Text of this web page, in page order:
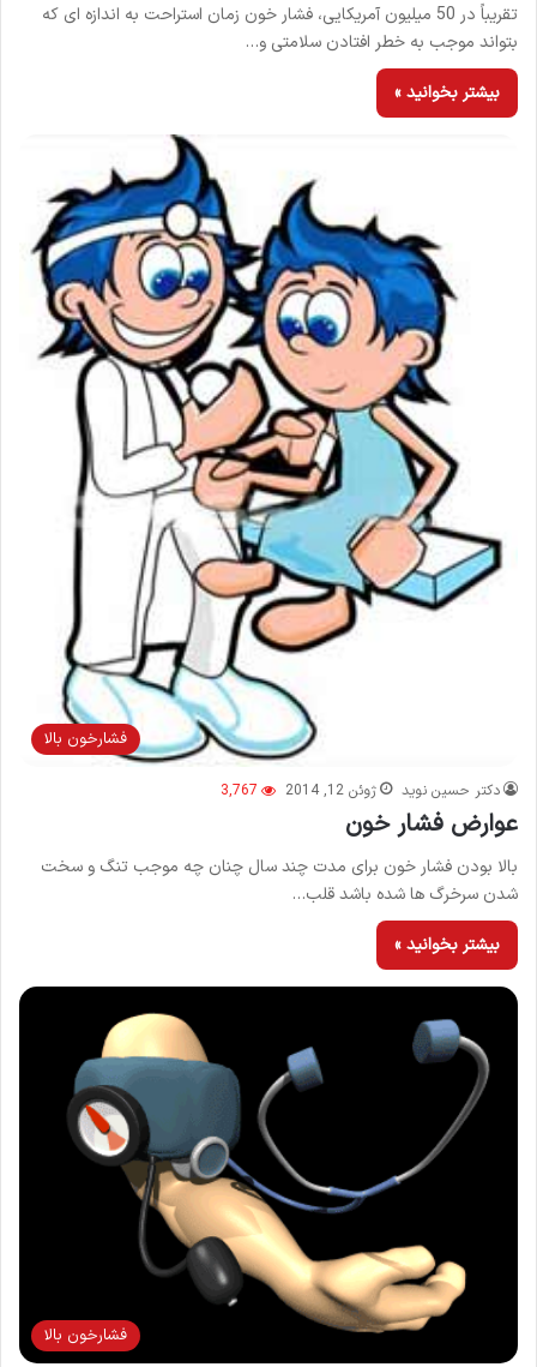
تقریباً در 50 میلیون آمریکایی، فشار خون زمان استراحت به اندازه ای که
بتواند موجب به خطر افتادن سلامتی و…
بیشتر بخوانید »
فشارخون بالا
دکتر حسین نوید ژوئن 12, 2014 3,767
عوارض فشار خون
بالا بودن فشار خون برای مدت چند سال چنان چه موجب تنگ و سخت
شدن سرخرگ ها شده باشد قلب…
بیشتر بخوانید »
فشارخون بالا